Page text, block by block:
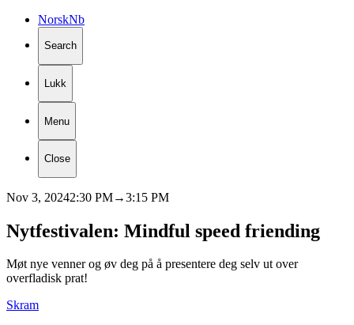
NorskNb
Search
Lukk
Menu
Close
Nov 3, 20242:30 PM→3:15 PM
Nytfestivalen: Mindful speed friending
Møt nye venner og øv deg på å presentere deg selv ut over
overfladisk prat!
Skram